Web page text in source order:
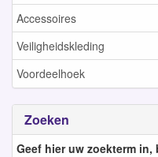
Accessoires
Veiligheidskleding
Voordeelhoek
Zoeken
Geef hier uw zoekterm in,